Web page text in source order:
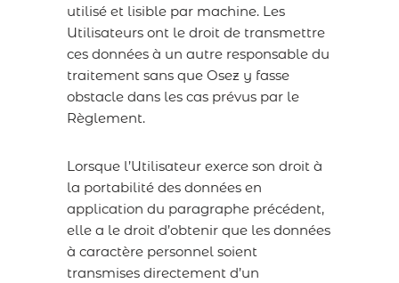
utilisé et lisible par machine. Les
Utilisateurs ont le droit de transmettre
ces données à un autre responsable du
traitement sans que Osez y fasse
obstacle dans les cas prévus par le
Règlement.
Lorsque l’Utilisateur exerce son droit à
la portabilité des données en
application du paragraphe précédent,
elle a le droit d’obtenir que les données
à caractère personnel soient
transmises directement d’un